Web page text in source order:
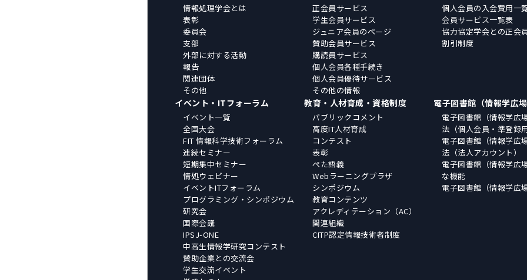
情報処理学会とは
表彰
委員会
支部
外部に対する活動
報告
関連団体
その他
正会員サービス
学生会員サービス
ジュニア会員のページ
賛助会員サービス
購読員サービス
個人会員各種手続き
個人会員優待サービス
その他の情報
個人会員の入会費用一
会員サービス一覧表
協力協定学会との正会
割引制度
イベント・ITフォーラム
イベント一覧
全国大会
FIT 情報科学技術フォーラム
連続セミナー
短期集中セミナー
情処ウェビナー
イベントITフォーラム
プログラミング・シンポジウム
研究会
国際会議
IPSJ-ONE
中高生情報学研究コンテスト
賛助企業との交流会
学生交流イベント
教育・人材育成・資格制度
パブリックコメント
高度IT人材育成
コンテスト
表彰
ぺた語義
Webラーニングプラザ
シンポジウム
教育コンテンツ
アクレディテーション（AC）
関連組織
CITP認定情報技術者制度
電子図書館（情報学広
電子図書館（情報学広
法（個人会員・準登録
電子図書館（情報学広
法（法人アカウント）
電子図書館（情報学広
な機能
電子図書館（情報学広